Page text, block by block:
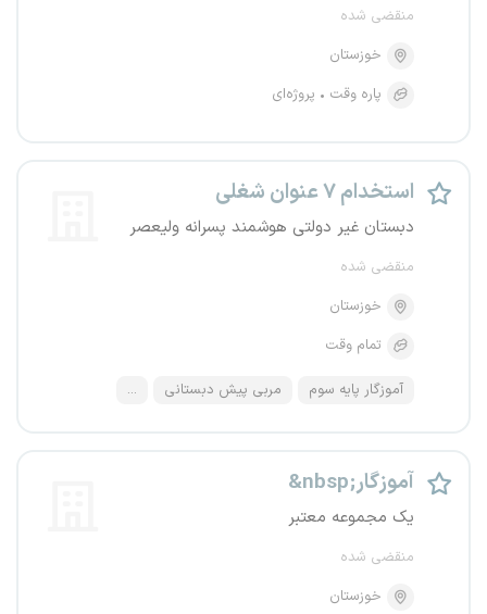
منقضی شده
خوزستان
پاره وقت
پروژه‌ای
استخدام ۷ عنوان شغلی
دبستان غیر دولتی هوشمند پسرانه ولیعصر
منقضی شده
خوزستان
تمام وقت
آموزگار پایه سوم مربی پیش دبستانی ...
&nbsp;آموزگار
یک مجموعه معتبر
منقضی شده
خوزستان